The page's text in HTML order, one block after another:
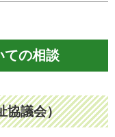
ての相談
協議会）